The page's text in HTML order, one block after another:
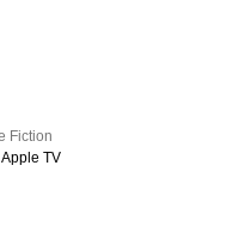
Fiction
TV